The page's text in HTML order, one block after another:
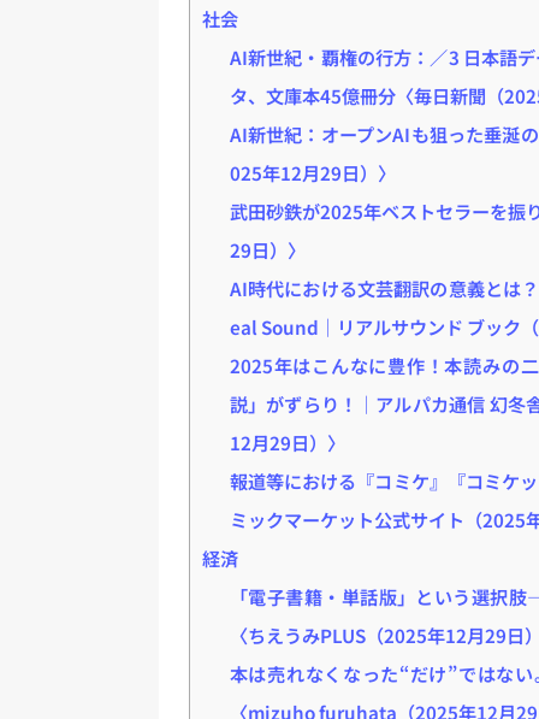
社会
AI新世紀・覇権の行方：／3 日本語
タ、文庫本45億冊分〈毎日新聞（
AI新世紀：オープンAIも狙った垂涎
025年12月29日）〉
武田砂鉄が2025年ベストセラーを振
29日）〉
AI時代における文芸翻訳の意義とは
eal Sound｜リアルサウンド ブック
2025年はこんなに豊作！本読みの
説」がずらり！｜アルパカ通信 幻
12月29日）〉
報道等における『コミケ』『コミケ
ミックマーケット公式サイト（2025
経済
「電子書籍・単話版」という選択
〈ちえうみPLUS（2025年12月29日
本は売れなくなった“だけ”ではな
〈mizuho furuhata（2025年12月